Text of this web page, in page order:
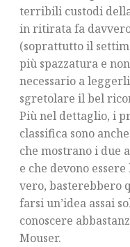
terribili custodi
in ritirata fa
(soprattutto il
più spazzatura e
necessario a
sgretolare il bel
Più nel dettaglio, i
classifica sono
che mostrano i due
e che devono
vero, basterebbero
farsi un’idea assai
conoscere
Mouser.